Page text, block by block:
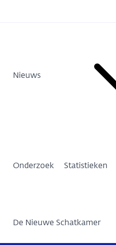
Nieuws
Onderzoek Statistieken
De Nieuwe Schatkamer